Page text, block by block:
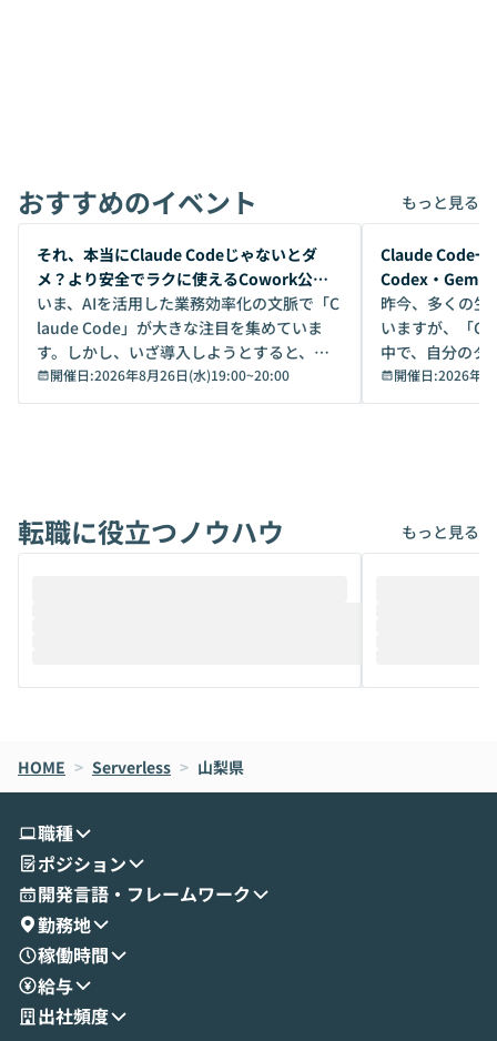
おすすめのイベント もっと見る
開催前
それ、本当にClaude Codeじゃないとダ
メ？より安全でラクに使えるCowork公開
デモ
いま、AIを活用した業務効率化の文脈で「C
laude Code」が大きな注目を集めていま
す。しかし、いざ導入しようとすると、セ
キュリティ面の懸念や権限管理のハードル
から、気軽に使えないケースも多いのでは
けでなく、想像以上の範囲まで自動化でき
ることは、まだあまり知られていません。
メルカリでの判断基準をもとに「なぜClau
oworkの基本的な機能をご紹介いただきま
す。 続く公開デモでは、実際にCoworkを
せいただきます。数分でワークフローが完
成する手軽さや、Gmail等の外部サービス
とセキュアに連携できるポイントなど、実
演を通じて具体的なイメージをお届けしま
す。 後半のディスカッションでは、セキュ
リティの考え方や社内導入の進め方など、
現場目線でさらに深掘りしていきます。
「自分の業務をAIで自動化してみたいけ
開催日:2026年8月26日(水)19:00~20:00
開催前
Claude Code一
Codex・
昨今、多くの生
いますが、「
中で、自分のタ
いいのか」を自
か？ 「なんとなく誰かが良いと言っていた
は、評判では
ているAIを選ぶこ
それぞれの本当
ント構築の最前
開催日:2026年8
転職に役立つノウハウ もっと見る
HOME > Serverless > 山梨県
職種
ポジション
開発言語・フレームワーク
勤務地
稼働時間
給与
出社頻度